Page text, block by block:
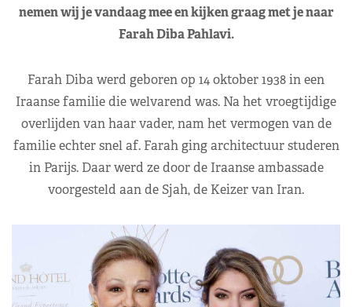
nemen wij je vandaag mee en kijken graag met je naar
Farah Diba Pahlavi.
Farah Diba werd geboren op 14 oktober 1938 in een
Iraanse familie die welvarend was. Na het vroegtijdige
overlijden van haar vader, nam het vermogen van de
familie echter snel af. Farah ging architectuur studeren
in Parijs. Daar werd ze door de Iraanse ambassade
voorgesteld aan de Sjah, de Keizer van Iran.